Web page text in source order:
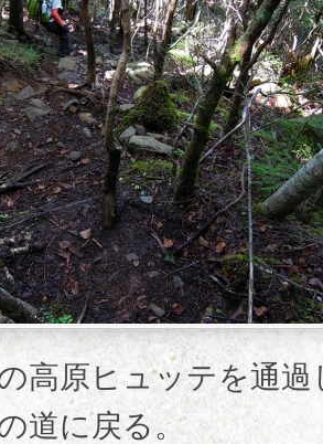
高原ヒュッテを通
道に戻る。